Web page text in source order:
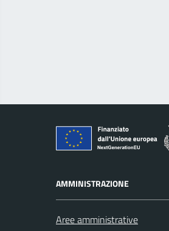
AMMINISTRAZIONE
Aree amministrative